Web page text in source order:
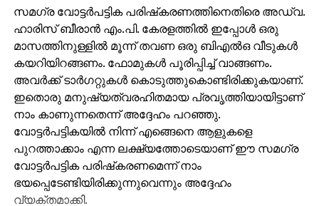
സമഗ്ര വോട്ടര്‍പട്ടിക പരിഷ്‌കരണത്തിനെതിരെ അഡ്വ.
ഹാരിസ് ബീരാന്‍ എം.പി. കേരളത്തില്‍ ഇപ്പോള്‍ ഒരു
മാസത്തിനുള്ളില്‍ മൂന്ന് തവണ ഒരു ബിഎല്‍ഒ വീടുകള്‍
കയറിയിറങ്ങണം. ഫോമുകള്‍ പൂരിപ്പിച്ച് വാങ്ങണം.
അവര്‍ക്ക് ടാര്‍ഗറ്റുകള്‍ കൊടുത്തുകൊണ്ടിരിക്കുകയാണ്.
ഇതൊരു മനുഷ്യത്വരഹിതമായ പ്രവൃത്തിയായിട്ടാണ്
നാം കാണുന്നതെന്ന് അദ്ദേഹം പറഞ്ഞു.
വോട്ടര്‍പട്ടികയില്‍ നിന്ന് എങ്ങെനെ ആളുകളെ
പുറത്താക്കാം എന്ന ലക്ഷ്യത്തോടെയാണ് ഈ സമഗ്ര
വോട്ടര്‍പട്ടിക പരിഷ്‌കരണമെന്ന് നാം
ഭയപ്പെടേണ്ടിയിരിക്കുന്നുവെന്നും അദ്ദേഹം
വ്യക്തമാക്കി.